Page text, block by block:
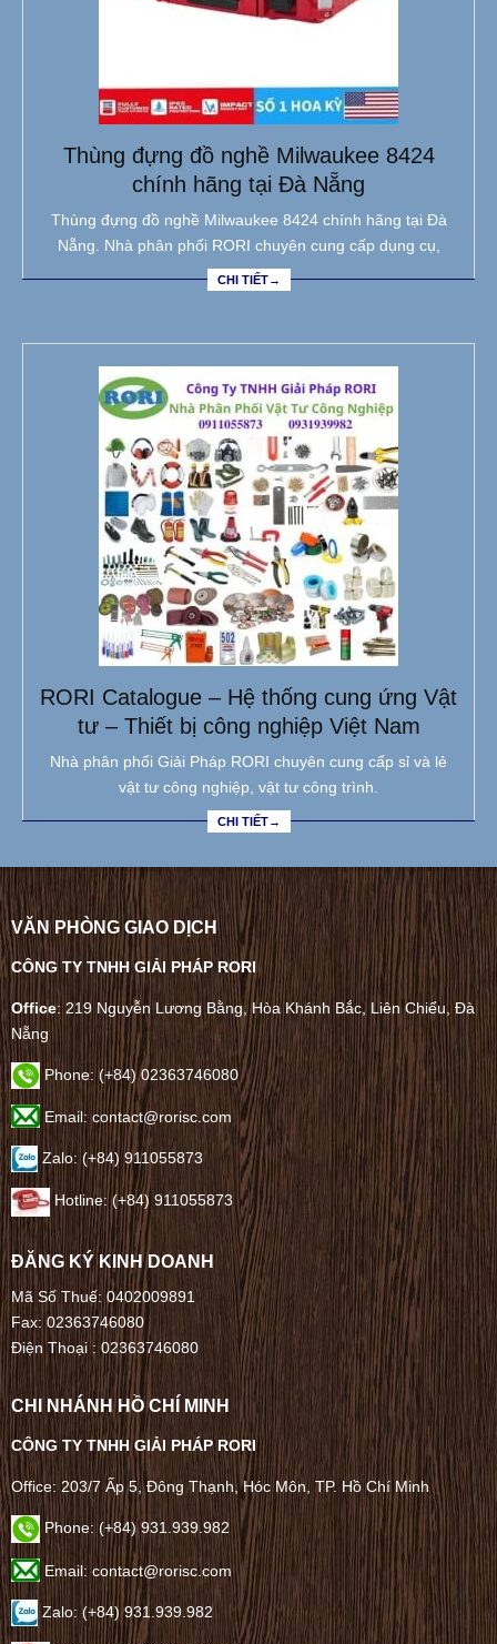
Thùng đựng đồ nghề Milwaukee 8424
chính hãng tại Đà Nẵng
Thùng đựng đồ nghề Milwaukee 8424 chính hãng tại Đà
Nẵng. Nhà phân phối RORI chuyên cung cấp dụng cụ,
CHI TIẾT→
RORI Catalogue – Hệ thống cung ứng Vật
tư – Thiết bị công nghiệp Việt Nam
Nhà phân phối Giải Pháp RORI chuyên cung cấp sỉ và lẻ
vật tư công nghiệp, vật tư công trình.
CHI TIẾT→
VĂN PHÒNG GIAO DỊCH
CÔNG TY TNHH GIẢI PHÁP RORI
Office: 219 Nguyễn Lương Bằng, Hòa Khánh Bắc, Liên Chiểu, Đà
Nẵng
Phone:(+84) 02363746080
Email: contact@rorisc.com
Zalo: (+84) 911055873
Hotline: (+84) 911055873
ĐĂNG KÝ KINH DOANH
Mã Số Thuế: 0402009891
Fax: 02363746080
Điện Thoại :02363746080
CHI NHÁNH HỒ CHÍ MINH
CÔNG TY TNHH GIẢI PHÁP RORI
Office: 203/7 Ấp 5, Đông Thạnh, Hóc Môn, TP. Hồ Chí Minh
Phone: (+84) 931.939.982
Email: contact@rorisc.com
Zalo: (+84) 931.939.982